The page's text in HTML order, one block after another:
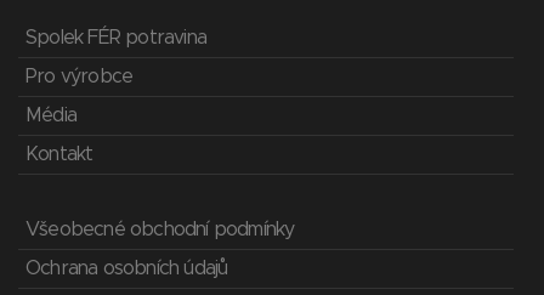
Spolek FÉR potravina
Pro výrobce
Média
Kontakt
Všeobecné obchodní podmínky
Ochrana osobních údajů